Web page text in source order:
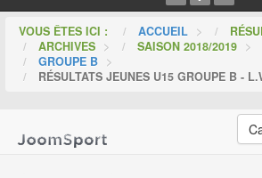
VOUS ÊTES ICI : ACCUEIL >
ARCHIVES > SAISON 2018/2019 >
GROUPE B >
RÉSULTATS JEUNES U15 GROUPE B -